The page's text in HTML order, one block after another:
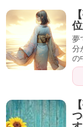
②これから進む
を選ぶべきか
こちらのヒヤ
形態で、テキ
夢
分
の